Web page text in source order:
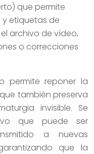
que permite
etiquetas de
archivo de vídeo,
o correcciones
permite reponer la
también preserva
invisible. Se
que puede ser
a nuevas
que la